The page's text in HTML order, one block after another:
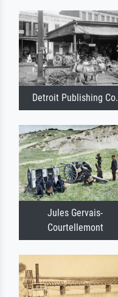
Detroit Publishing Co.
Jules Gervais-
Courtellemont